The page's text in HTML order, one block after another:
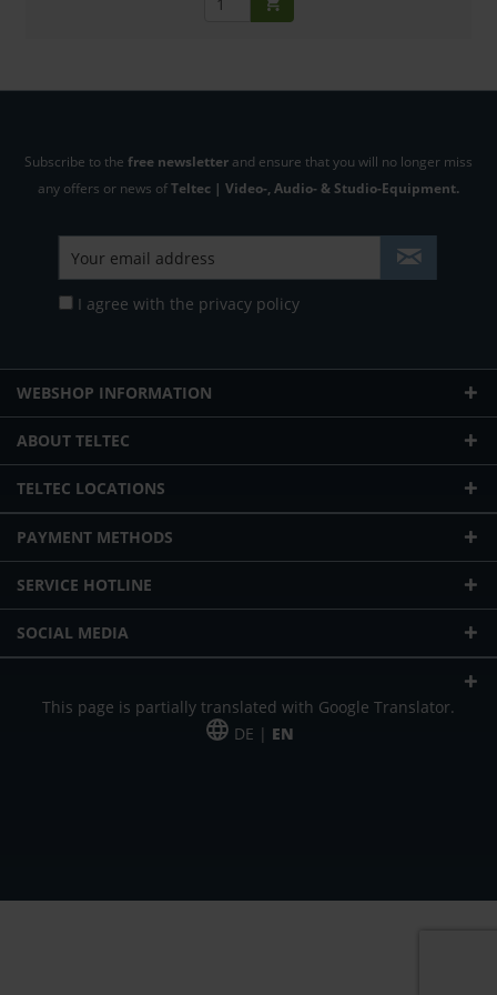
Subscribe to the free newsletter and ensure that you will no longer miss
any offers or news ofTeltec | Video-, Audio- & Studio-Equipment.
I agree with the privacy policy
WEBSHOP INFORMATION
ABOUT TELTEC
TELTEC LOCATIONS
PAYMENT METHODS
SERVICE HOTLINE
SOCIAL MEDIA
This page is partially translated with Google Translator.
DE | EN